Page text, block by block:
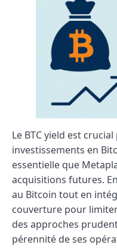
Le BTC yield est
investissements en
essentielle que
acquisitions futures.
au Bitcoin tout en
couverture pour
des approches
pérennité de ses